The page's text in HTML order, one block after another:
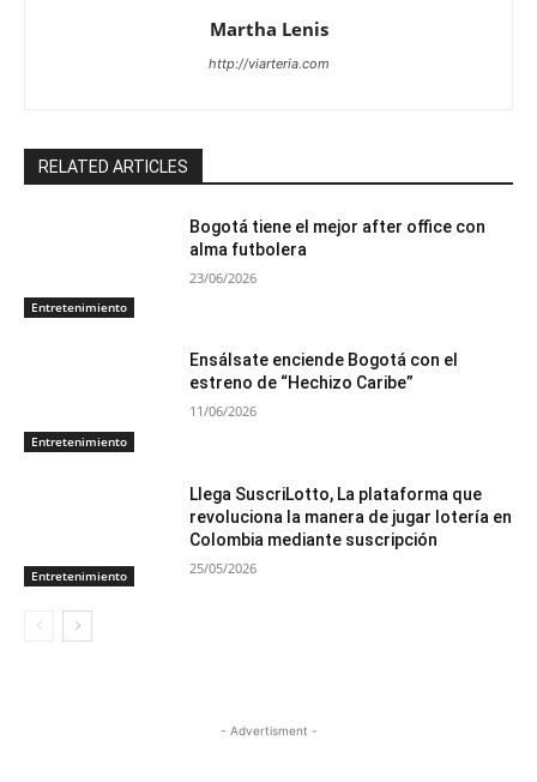
Martha Lenis
http://viarteria.com
RELATED ARTICLES
Entretenimiento
Bogotá tiene el mejor after office con
alma futbolera
23/06/2026
Entretenimiento
Ensálsate enciende Bogotá con el
estreno de “Hechizo Caribe”
11/06/2026
Entretenimiento
Llega SuscriLotto, La plataforma que
revoluciona la manera de jugar lotería en
Colombia mediante suscripción
25/05/2026
- Advertisment -